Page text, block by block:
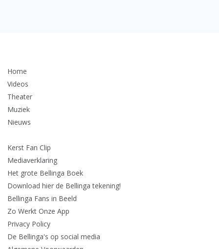
Home
Videos
Theater
Muziek
Nieuws
Kerst Fan Clip
Mediaverklaring
Het grote Bellinga Boek
Download hier de Bellinga tekening!
Bellinga Fans in Beeld
Zo Werkt Onze App
Privacy Policy
De Bellinga's op social media